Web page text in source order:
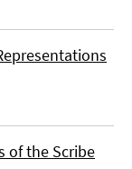
of the Scribe